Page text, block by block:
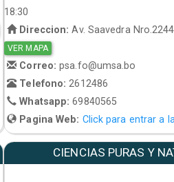
18:30
Direccion: Av. Saavedra
VER MAPA
Correo:psa.fo@umsa.bo
Telefono: 2612486
Whatsapp:69840565
Pagina Web: Click para entrar a
CIENCIAS PURAS Y